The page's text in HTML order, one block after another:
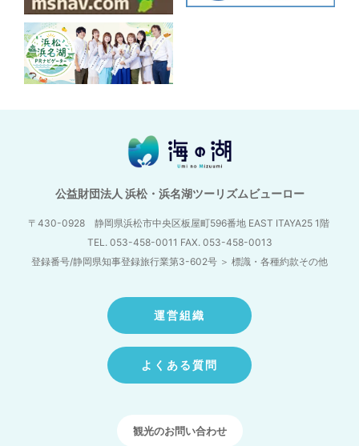
公益財団法人 浜松・浜名湖ツーリズムビューロー
〒430-0928 静岡県浜松市中央区板屋町596番地 EAST ITAYA25 1階
TEL. 053-458-0011 FAX. 053-458-0013
登録番号/静岡県知事登録旅行業第3-602号 ＞ 標識・各種約款その他
運営組織
よくある質問
観光のお問い合わせ